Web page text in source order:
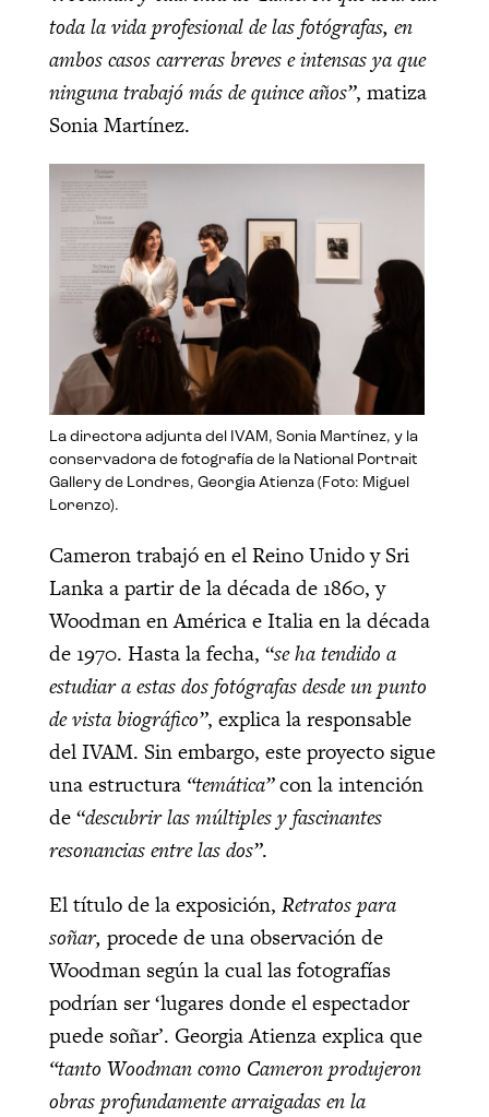
toda la vida profesional de las fotógrafas, en
ambos casos carreras breves e intensas ya que
ninguna trabajó más de quince años”, matiza
Sonia Martínez.
La directora adjunta del IVAM, Sonia Martínez, y la
conservadora de fotografía de la National Portrait
Gallery de Londres, Georgia Atienza (Foto: Miguel
Lorenzo).
Cameron trabajó en el Reino Unido y Sri
Lanka a partir de la década de 1860, y
Woodman en América e Italia en la década
de 1970. Hasta la fecha, “se ha tendido a
estudiar a estas dos fotógrafas desde un punto
de vista biográfico”, explica la responsable
del IVAM. Sin embargo, este proyecto sigue
una estructura “temática”con la intención
de “descubrir las múltiples y fascinantes
resonancias entre las dos”.
El título de la exposición, Retratos para
soñar, procede de una observación de
Woodman según la cual las fotografías
podrían ser ‘lugares donde el espectador
puede soñar’. Georgia Atienza explica que
“tanto Woodman como Cameron produjeron
obras profundamente arraigadas en la